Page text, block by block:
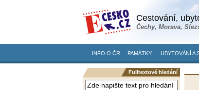
Cestování,
Čechy, Morava,
INFO O ČR PAMÁTKY UBYTOVÁNÍ A
Fulltextové hledání